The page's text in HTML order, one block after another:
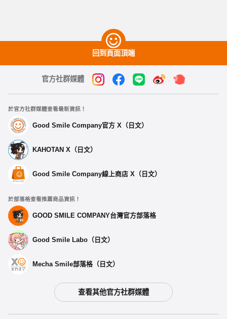
回到頁面頂端
官方社群媒體
於官方社群媒體查看最新資訊！
Good Smile Company官方 X（日文）
KAHOTAN X（日文）
Good Smile Company線上商店 X（日文）
於部落格查看推薦商品資訊！
GOOD SMILE COMPANY台灣官方部落格
Good Smile Labo（日文）
Mecha Smile部落格（日文）
查看其他官方社群媒體